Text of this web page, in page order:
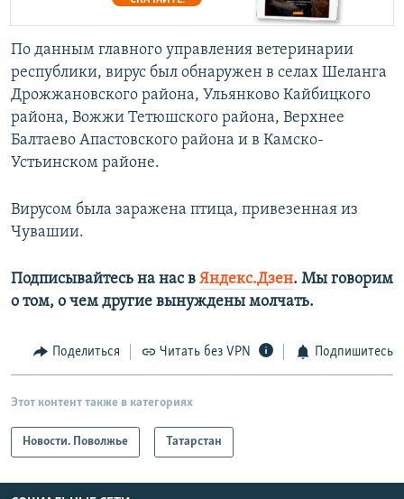
По данным главного управления ветеринарии
республики, вирус был обнаружен в селах Шеланга
Дрожжановского района, Ульянково Кайбицкого
района, Вожжи Тетюшского района, Верхнее
Балтаево Апастовского района и в Камско-
Устьинском районе.
Вирусом была заражена птица, привезенная из
Чувашии.
Подписывайтесь на нас в Яндекс.Дзен. Мы говорим
о том, о чем другие вынуждены молчать.
Поделиться Читать без VPN Подпишитесь
Этот контент также в категориях
Новости. Поволжье Татарстан